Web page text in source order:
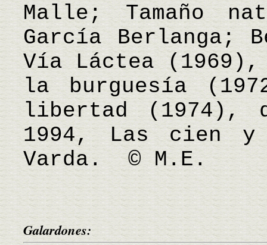
Malle; Tamaño
García Berlanga;
Vía Láctea
la burguesía
libertad (1974),
1994, Las cien y
Varda. © M.E.
Galardones: